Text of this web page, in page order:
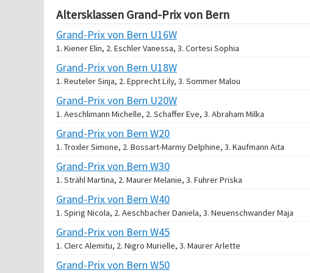
Altersklassen Grand-Prix von Bern
Grand-Prix von Bern U16W
1. Kiener Elin, 2. Eschler Vanessa, 3. Cortesi Sophia
Grand-Prix von Bern U18W
1. Reuteler Sinja, 2. Epprecht Lily, 3. Sommer Malou
Grand-Prix von Bern U20W
1. Aeschlimann Michelle, 2. Schaffer Eve, 3. Abraham Milka
Grand-Prix von Bern W20
1. Troxler Simone, 2. Bossart-Marmy Delphine, 3. Kaufmann Aita
Grand-Prix von Bern W30
1. Strähl Martina, 2. Maurer Melanie, 3. Fuhrer Priska
Grand-Prix von Bern W40
1. Spirig Nicola, 2. Aeschbacher Daniela, 3. Neuenschwander Maja
Grand-Prix von Bern W45
1. Clerc Alemitu, 2. Nigro Murielle, 3. Maurer Arlette
Grand-Prix von Bern W50